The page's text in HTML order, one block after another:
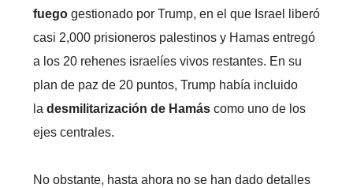
fuego gestionado por Trump, en el que Israel liberó
casi 2,000 prisioneros palestinos y Hamas entregó
a los 20 rehenes israelíes vivos restantes. En su
plan de paz de 20 puntos, Trump había incluido
la desmilitarización de Hamás como uno de los
ejes centrales.
No obstante, hasta ahora no se han dado detalles